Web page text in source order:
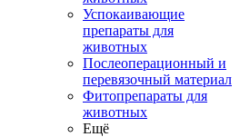
Успокаивающие
препараты для
животных
Послеоперационный и
перевязочный материал
Фитопрепараты для
животных
Ещё